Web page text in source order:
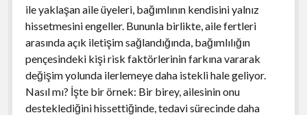
ile yaklaşan aile üyeleri, bağımlının kendisini yalnız
hissetmesini engeller. Bununla birlikte, aile fertleri
arasında açık iletişim sağlandığında, bağımlılığın
pençesindeki kişi risk faktörlerinin farkına vararak
değişim yolunda ilerlemeye daha istekli hale geliyor.
Nasıl mı? İşte bir örnek: Bir birey, ailesinin onu
desteklediğini hissettiğinde, tedavi sürecinde daha